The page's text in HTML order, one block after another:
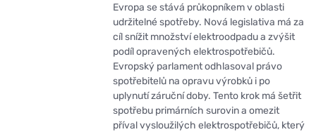
Evropa se stává průkopníkem v oblasti
udržitelné spotřeby. Nová legislativa má za
cíl snížit množství elektroodpadu a zvýšit
podíl opravených elektrospotřebičů.
Evropský parlament odhlasoval právo
spotřebitelů na opravu výrobků i po
uplynutí záruční doby. Tento krok má šetřit
spotřebu primárních surovin a omezit
příval vysloužilých elektrospotřebičů, který